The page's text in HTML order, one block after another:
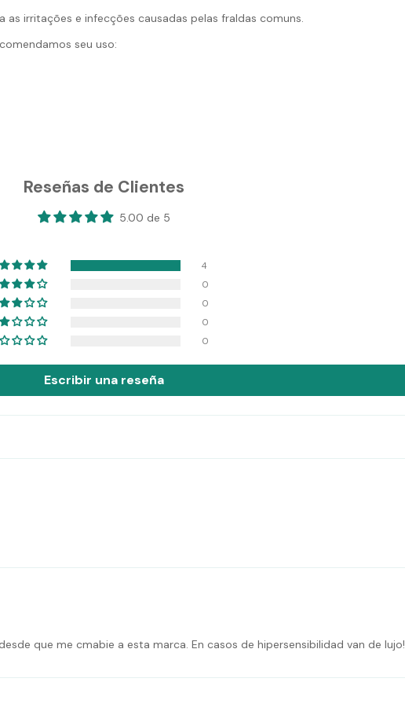
irritações e infecções causadas pelas fraldas comuns.
seu uso:
Reseñas de Clientes
5.00 de 5
4
0
0
0
0
Escribir una reseña
que me cmabie a esta marca. En casos de hipersensibilidad van de lujo!